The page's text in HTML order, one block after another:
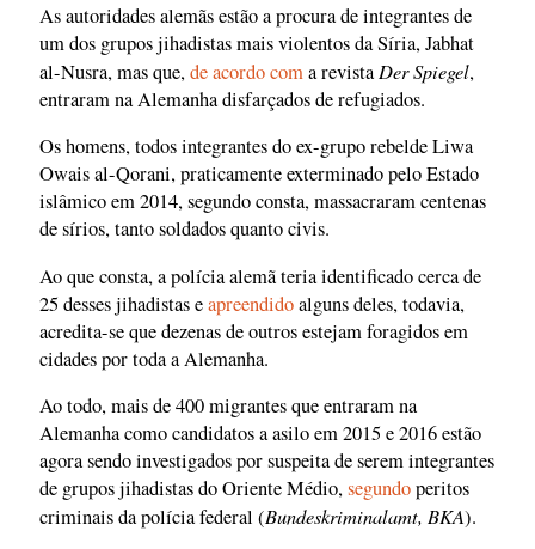
As autoridades alemãs estão a procura de integrantes de
um dos grupos jihadistas mais violentos da Síria, Jabhat
al-Nusra, mas que,de acordo coma revista Der Spiegel,
entraram na Alemanha disfarçados de refugiados.
Os homens, todos integrantes do ex-grupo rebelde Liwa
Owais al-Qorani, praticamente exterminado pelo Estado
islâmico em 2014, segundo consta, massacraram centenas
de sírios, tanto soldados quanto civis.
Ao que consta, a polícia alemã teria identificado cerca de
25 desses jihadistas eapreendidoalguns deles, todavia,
acredita-se que dezenas de outros estejam foragidos em
cidades por toda a Alemanha.
Ao todo, mais de 400 migrantes que entraram na
Alemanha como candidatos a asilo em 2015 e 2016 estão
agora sendo investigados por suspeita de serem integrantes
de grupos jihadistas do Oriente Médio,segundoperitos
criminais da polícia federal (Bundeskriminalamt, BKA).